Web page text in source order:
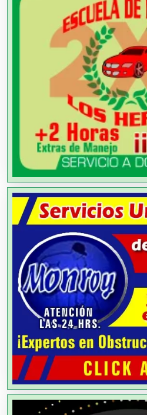
Almacenaje
Alquiler de Autos
Alquiler de Equipos
Alquiler de Sillas y
Alquiler de Trajes de
Alta Costura
Aluminio
Ambulancias
Análisis Clínicos
Análisis de Aguas